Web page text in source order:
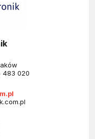
483 020